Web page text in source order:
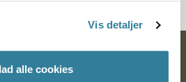
Vis detaljer
alle cookies